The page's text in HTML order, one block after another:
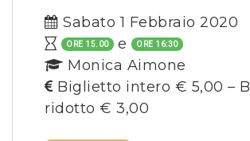
Sabato 1 Febbraio 2020
ORE 15.00 e ORE 16:30
Monica Aimone
Biglietto intero € 5,00 –
ridotto € 3,00